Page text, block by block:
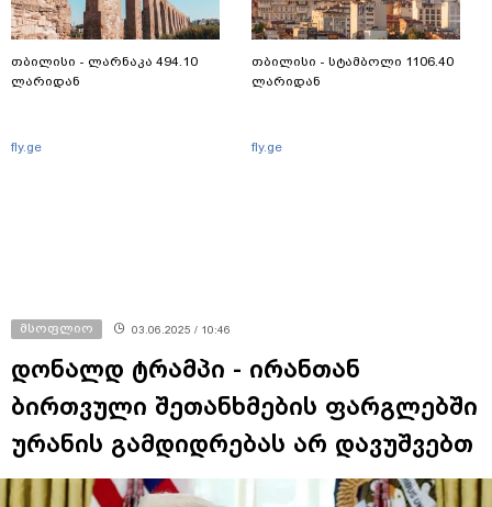
თბილისი - ლარნაკა 494.10
ლარიდან
fly.ge
თბილისი - სტამბოლი 1106.40
ლარიდან
fly.ge
მსოფლიო 03.06.2025 / 10:46
დონალდ ტრამპი - ირანთან
ბირთვული შეთანხმების ფარგლებში
ურანის გამდიდრებას არ დავუშვებთ